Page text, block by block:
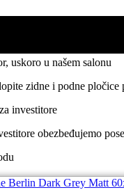
uskoro u našem salonu
zidne i podne pločice
investitore
obezbeđujemo